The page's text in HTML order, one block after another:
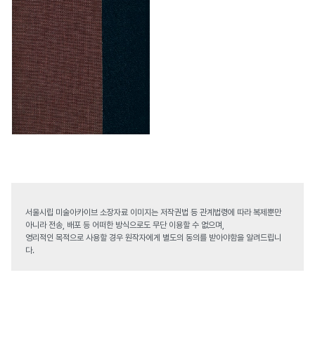
서울시립 미술아카이브 소장자료 이미지는 저작권법 등 관계법령에 따라 복제뿐만
아니라 전송, 배포 등 어떠한 방식으로도 무단 이용할 수 없으며,
영리적인 목적으로 사용할 경우 원작자에게 별도의 동의를 받아야함을 알려드립니
다.